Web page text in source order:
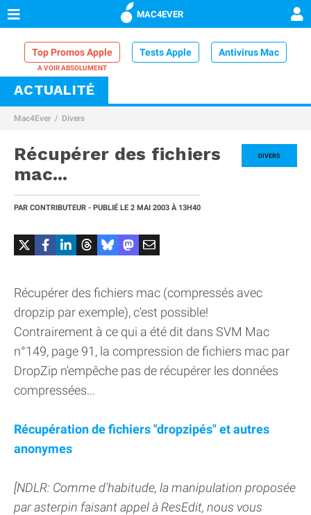
MAC4EVER
Top Promos Apple Tests Apple Antivirus Mac
VPN Mac
Comparatif iPhone
ACTUALITÉ
Mac4Ever Divers
DIVERS
Récupérer des fichiers
mac...
PAR CONTRIBUTEUR - PUBLIÉ LE 2 MAI 2003 À 13H40
Récupérer des fichiers mac (compressés avec
dropzip par exemple), c'est possible!
Contrairement à ce qui a été dit dans SVM Mac
n°149, page 91, la compression de fichiers mac par
DropZip n'empêche pas de récupérer les données
compressées...
Récupération de fichiers "dropzipés" et autres
anonymes
[NDLR: Comme d'habitude, la manipulation proposée
par asterpin faisant appel à ResEdit, nous vous